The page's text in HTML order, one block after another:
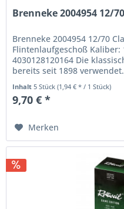
Brenneke 2004954 12/
Brenneke 2004954 12/70
Flintenlaufgeschoß Kaliber:
4030128120164 Die
bereits seit 1898
Inhalt5 Stück(1,94 € * / 1 Stück)
9,70 € *
Merken